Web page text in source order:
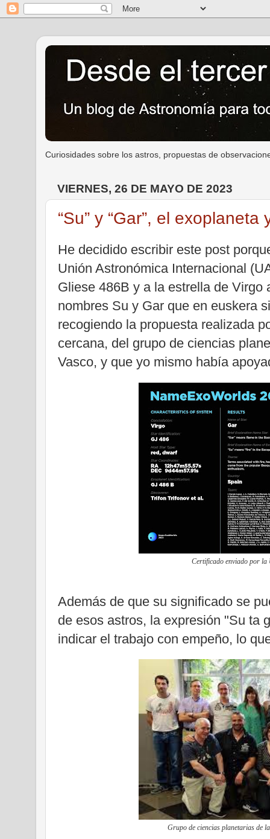
Curiosidades sobre los astros, propuestas de
VIERNES, 26 DE MAYO DE 2023
“Su” y “Gar”, el exoplaneta
He decidido escribir este post
Unión Astronómica Internacional
Gliese 486B y a la estrella de Virgo
nombres Su y Gar que en euskera
recogiendo la propuesta realizada
cercana, del grupo de ciencias
Vasco, y que yo mismo había
Certificado enviado por
Además de que su significado se
de esos astros, la expresión "Su ta
indicar el trabajo con empeño, lo
Grupo de ciencias planetarias de